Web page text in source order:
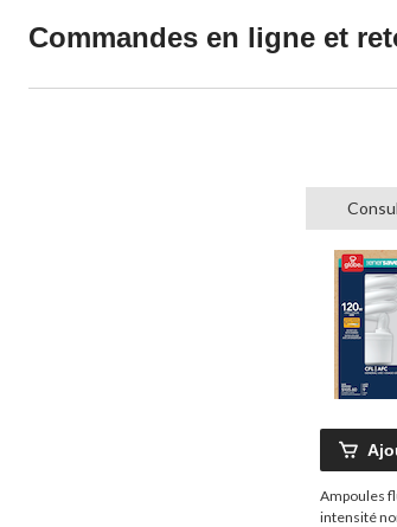
Commandes en ligne et
Ampoules
intensité